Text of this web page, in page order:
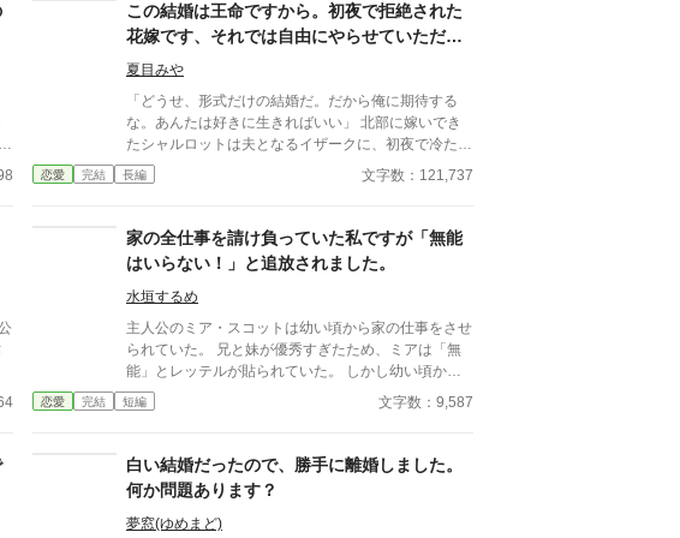
この結婚は王命ですから。初夜で拒絶された
花嫁です、それでは自由にやらせていただき
ます！
夏目みや
「どうせ、形式だけの結婚だ。だから俺に期待する
な。あんたは好きに生きればいい」 北部に嫁いでき
たシャルロットは夫となるイザークに、初夜で冷たく
拒絶されてしまう。 南部の富豪、セバスティア侯爵
家シャルロットと北部のイザーク・カロン侯爵。 北
王命の重さ、理解してらっしゃいますか？ ――ま
あ、いいか。そっちがその気なら、好きにやらせてい
ただきます！ 領地改革始めましょう。南部から持っ
てきた食料を市井にふるまい、お金だってジャンジャ
ン使って景気よく！ 好き勝手に過ごしていると、な
ぜか近づいてくる旦那様。 好きにしろと言ったのは
そっちでしょう？ なのに今さら距離を詰めてくるの
はどうして？ この結婚の本当の目的を、彼はまだ知
らない――。
恋愛 完結 長編 文字数：121,737
家の全仕事を請け負っていた私ですが「無能
はいらない！」と追放されました。
水垣するめ
主人公のミア・スコットは幼い頃から家の仕事をさせ
られていた。 兄と妹が優秀すぎたため、ミアは「無
能」とレッテルが貼られていた。 しかし幼い頃から
仕事を行ってきたミアは仕事の腕が鍛えられ、とても
優秀になっていた。 それは公爵家の仕事を一人で回
親や兄と妹はそれには気づかない。 そしてある日、
とうとうミアを家から追い出してしまう。 自由にな
ったミアは人生を謳歌し始める。 それと対象的に、
ミアを追放したスコット家は仕事が回らなくなり没落
恋愛 完結 短編 文字数：9,587
白い結婚だったので、勝手に離婚しました。
何か問題あります？
夢窓(ゆめまど)